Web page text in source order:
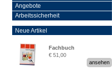
Angebote
Arbeitssicherheit
Neue Artikel
Fachbuch
„Regalprüfung nach DIN
€ 51,00
ansehen